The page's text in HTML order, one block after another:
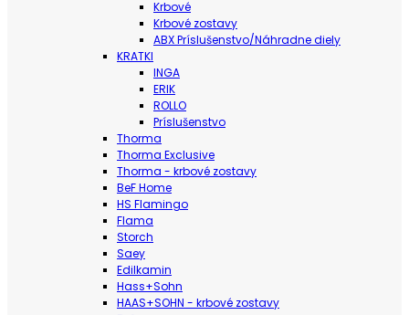
Krbové
Krbové zostavy
ABX Príslušenstvo/Náhradne diely
KRATKI
INGA
ERIK
ROLLO
Príslušenstvo
Thorma
Thorma Exclusive
Thorma - krbové zostavy
BeF Home
HS Flamingo
Flama
Storch
Saey
Edilkamin
Hass+Sohn
HAAS+SOHN - krbové zostavy